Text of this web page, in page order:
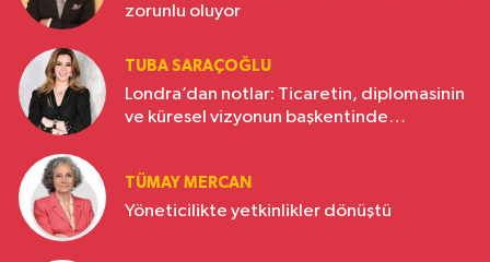
zorunlu oluyor
TUBA SARAÇOĞLU
Londra’dan notlar: Ticaretin, diplomasinin
ve küresel vizyonun başkentinde
TÜMAY MERCAN
Yöneticilikte yetkinlikler dönüştü